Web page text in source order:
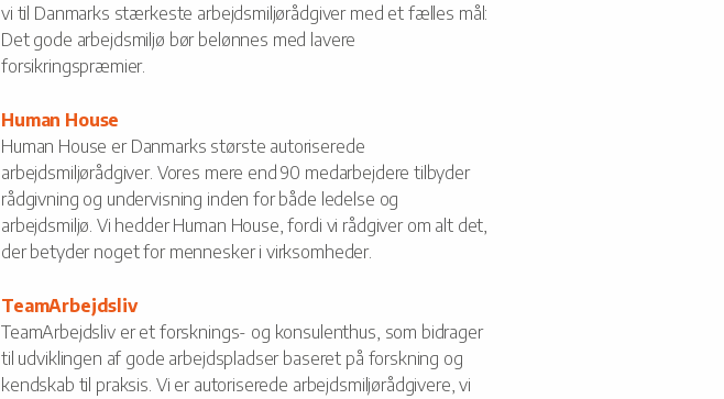
vi til Danmarks stærkeste arbejdsmiljørådgiver med et fælles mål:
Det gode arbejdsmiljø bør belønnes med lavere
forsikringspræmier.
Human House
Human House er Danmarks største autoriserede
arbejdsmiljørådgiver. Vores mere end 90 medarbejdere tilbyder
rådgivning og undervisning inden for både ledelse og
arbejdsmiljø. Vi hedder Human House, fordi vi rådgiver om alt det,
der betyder noget for mennesker i virksomheder.
TeamArbejdsliv
TeamArbejdsliv er et forsknings- og konsulenthus, som bidrager
til udviklingen af gode arbejdspladser baseret på forskning og
kendskab til praksis. Vi er autoriserede arbejdsmiljørådgivere, vi